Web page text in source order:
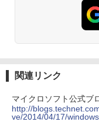
関連リンク
マイクロソフト公式ブ
http://
ve/2014/04/17/